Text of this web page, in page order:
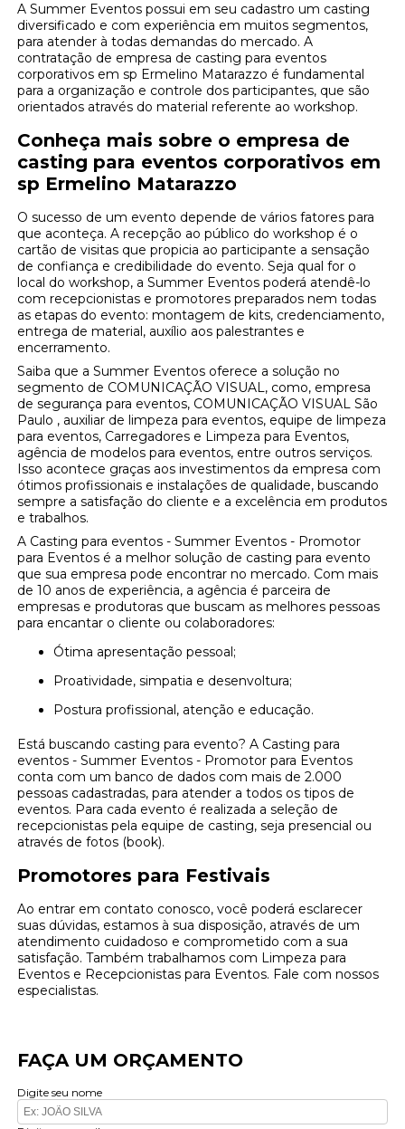
A Summer Eventos possui em seu cadastro um casting
diversificado e com experiência em muitos segmentos,
para atender à todas demandas do mercado. A
contratação de empresa de casting para eventos
corporativos em sp Ermelino Matarazzo é fundamental
para a organização e controle dos participantes, que são
orientados através do material referente ao workshop.
Conheça mais sobre o empresa de
casting para eventos corporativos em
sp Ermelino Matarazzo
O sucesso de um evento depende de vários fatores para
que aconteça. A recepção ao público do workshop é o
cartão de visitas que propicia ao participante a sensação
de confiança e credibilidade do evento. Seja qual for o
local do workshop, a Summer Eventos poderá atendê-lo
com recepcionistas e promotores preparados nem todas
as etapas do evento: montagem de kits, credenciamento,
entrega de material, auxílio aos palestrantes e
encerramento.
Saiba que a Summer Eventos oferece a solução no
segmento de COMUNICAÇÃO VISUAL, como, empresa
de segurança para eventos, COMUNICAÇÃO VISUAL São
Paulo , auxiliar de limpeza para eventos, equipe de limpeza
para eventos, Carregadores e Limpeza para Eventos,
agência de modelos para eventos, entre outros serviços.
Isso acontece graças aos investimentos da empresa com
ótimos profissionais e instalações de qualidade, buscando
sempre a satisfação do cliente e a excelência em produtos
e trabalhos.
A Casting para eventos - Summer Eventos - Promotor
para Eventos é a melhor solução de casting para evento
que sua empresa pode encontrar no mercado. Com mais
de 10 anos de experiência, a agência é parceira de
empresas e produtoras que buscam as melhores pessoas
para encantar o cliente ou colaboradores:
Ótima apresentação pessoal;
Proatividade, simpatia e desenvoltura;
Postura profissional, atenção e educação.
Está buscando casting para evento? A Casting para
eventos - Summer Eventos - Promotor para Eventos
conta com um banco de dados com mais de 2.000
pessoas cadastradas, para atender a todos os tipos de
eventos. Para cada evento é realizada a seleção de
recepcionistas pela equipe de casting, seja presencial ou
através de fotos (book).
Promotores para Festivais
Ao entrar em contato conosco, você poderá esclarecer
suas dúvidas, estamos à sua disposição, através de um
atendimento cuidadoso e comprometido com a sua
satisfação. Também trabalhamos com Limpeza para
Eventos e Recepcionistas para Eventos. Fale com nossos
especialistas.
FAÇA UM ORÇAMENTO
Digite seu nome